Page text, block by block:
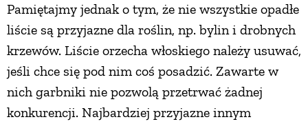
Pamiętajmy jednak o tym, że nie wszystkie opadłe
liście są przyjazne dla roślin, np. bylin i drobnych
krzewów. Liście orzecha włoskiego należy usuwać,
jeśli chce się pod nim coś posadzić. Zawarte w
nich garbniki nie pozwolą przetrwać żadnej
konkurencji. Najbardziej przyjazne innym